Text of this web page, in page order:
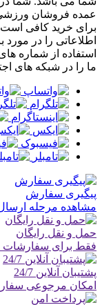
عمده فروشان ورزشی
برای خرید کافی است
اطلاعاتی را در
استفاده از شماره
ما را در شبکه های
پیگیری سفارش
مشاهده مرحله
حمل و نقل رایگان
فقط برای سفارشات
پشتیبان آنلاین 24/7
امکان مرجوعی سفارش تا 24 ساعت (قبل